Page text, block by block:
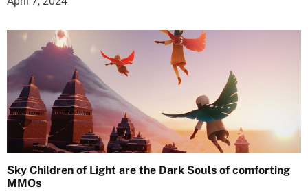
Sky Children of Light are the Dark Souls of comforting
MMOs